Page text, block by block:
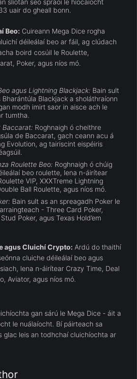
uair do gheall bonn.
Beo: Cuireann Mega Dice rogha
déileálaí beo ar fáil, ag clúdach
boird cosúil le Roulette,
Poker, agus níos mó.
agus Lightning Blackjack: Bain sult
Bharántúla Blackjack a sholáthraíonn
modh imirt saor in aisce ach le
tumtha.
Baccarat: Roghnaigh ó cheithre
de Baccarat, gach ceann acu á
Evolution, ag tairiscint eispéiris
Roulette Beo: Roghnaigh ó chúig
beo roulette, lena n-áirítear
VIP, XXXTreme Lightning
Ball Roulette, agus níos mó.
Bain sult as an spreagadh Poker le
- Three Card Poker,
Poker, agus Texas Hold’em
agus Cluichí Crypto: Ardú do thaithí
cluiche déileálaí beo agus
lena n-áirítear Crazy Time, Deal
Aviator, agus níos mó.
gan sárú le Mega Dice - áit a
le nuálaíocht. Bí páirteach sa
glac leis an todhchaí cluichíochta ar